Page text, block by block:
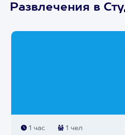
Развлечения в
1 час 1 чел